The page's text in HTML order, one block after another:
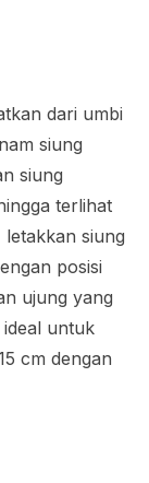
dari umbi
siung
siung
terlihat
letakkan siung
posisi
ujung yang
ideal untuk
cm dengan